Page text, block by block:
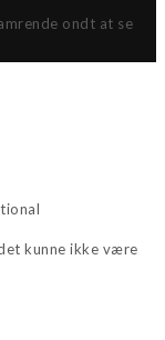
ondt at se
kunne ikke være